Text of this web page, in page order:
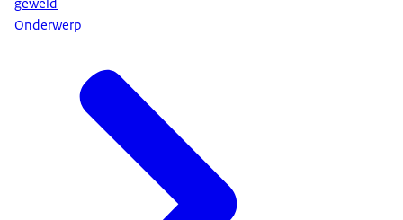
Onderwerp